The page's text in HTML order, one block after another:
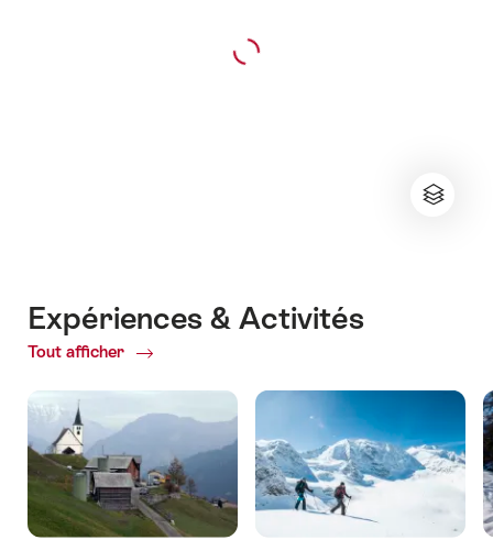
Expériences & Activités
Tout afficher
ofExpériences